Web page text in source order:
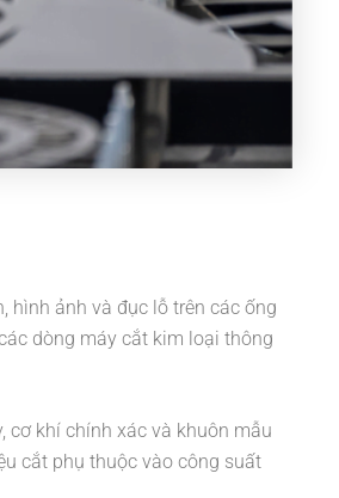
hình ảnh và đục lỗ trên các ống
dòng máy cắt kim loại thông
cơ khí chính xác và khuôn mẫu
cắt phụ thuộc vào công suất